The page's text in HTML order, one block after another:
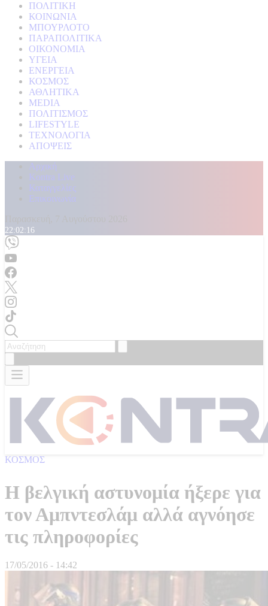
ΠΟΛΙΤΙΚΗ
ΚΟΙΝΩΝΙΑ
ΜΠΟΥΡΛΟΤΟ
ΠΑΡΑΠΟΛΙΤΙΚΑ
ΟΙΚΟΝΟΜΙΑ
ΥΓΕΙΑ
ΕΝΕΡΓΕΙΑ
ΚΟΣΜΟΣ
ΑΘΛΗΤΙΚΑ
MEDIA
ΠΟΛΙΤΙΣΜΟΣ
LIFESTYLE
ΤΕΧΝΟΛΟΓΙΑ
ΑΠΟΨΕΙΣ
Αρχική
Kontra Live
Καταγγελίες
Επικοινωνία
22:02:17
ΚΟΣΜΟΣ
Η βελγική αστυνομία ήξερε για
τον Αμπντεσλάμ αλλά αγνόησε
τις πληροφορίες
17/05/2016 - 14:42